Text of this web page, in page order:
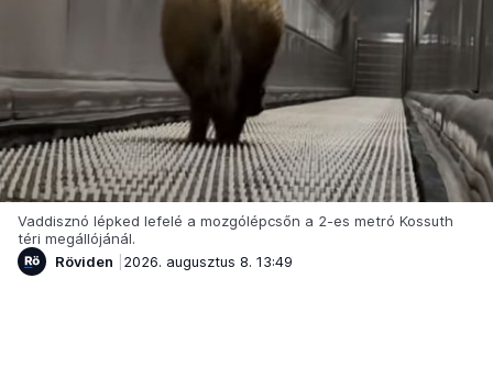
Vaddisznó lépked lefelé a mozgólépcsőn a 2-es metró Kossuth
téri megállójánál.
Röviden
2026. augusztus 8. 13:49